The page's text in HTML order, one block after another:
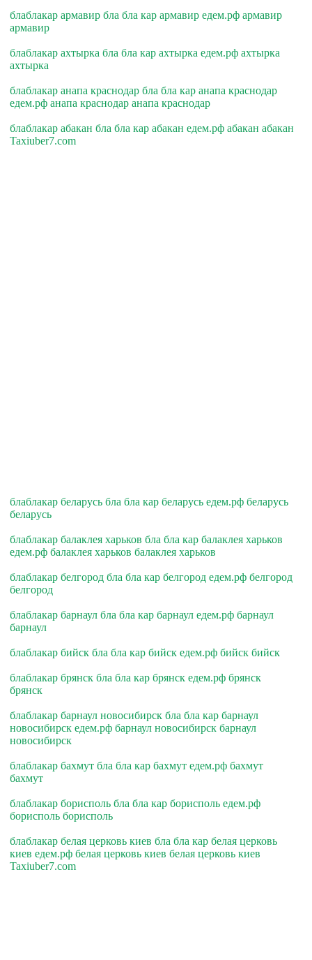
блаблакар армавир бла бла кар армавир едем.рф армавир
армавир
блаблакар ахтырка бла бла кар ахтырка едем.рф ахтырка
ахтырка
блаблакар анапа краснодар бла бла кар анапа краснодар
едем.рф анапа краснодар анапа краснодар
блаблакар абакан бла бла кар абакан едем.рф абакан абакан
Taxiuber7.com
блаблакар беларусь бла бла кар беларусь едем.рф беларусь
беларусь
блаблакар балаклея харьков бла бла кар балаклея харьков
едем.рф балаклея харьков балаклея харьков
блаблакар белгород бла бла кар белгород едем.рф белгород
белгород
блаблакар барнаул бла бла кар барнаул едем.рф барнаул
барнаул
блаблакар бийск бла бла кар бийск едем.рф бийск бийск
блаблакар брянск бла бла кар брянск едем.рф брянск
брянск
блаблакар барнаул новосибирск бла бла кар барнаул
новосибирск едем.рф барнаул новосибирск барнаул
новосибирск
блаблакар бахмут бла бла кар бахмут едем.рф бахмут
бахмут
блаблакар борисполь бла бла кар борисполь едем.рф
борисполь борисполь
блаблакар белая церковь киев бла бла кар белая церковь
киев едем.рф белая церковь киев белая церковь киев
Taxiuber7.com